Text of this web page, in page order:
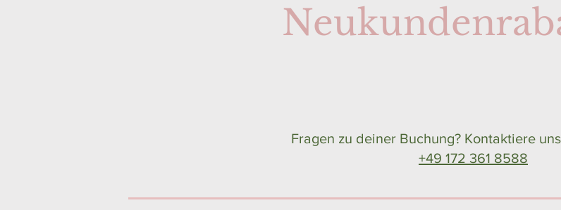
Fragen zu deiner Buchung? Kontaktiere
+49 172 361 8588